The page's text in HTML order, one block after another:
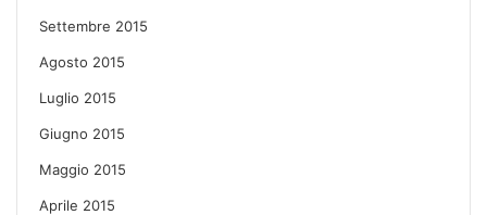
Settembre 2015
Agosto 2015
Luglio 2015
Giugno 2015
Maggio 2015
Aprile 2015